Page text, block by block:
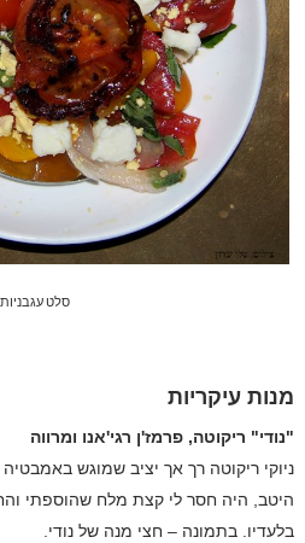
סלט עגבניות
מנות עיקריות
"נודי" ריקוטה, פרמז'ן רגי'אנו ומרווה
ניוקי ריקוטה רך אך יציב שמוגש
היטב, היה חסר לי קצת מלח שהוספתי
בלעדיו. בתמונה – חצי מנה של נודי.